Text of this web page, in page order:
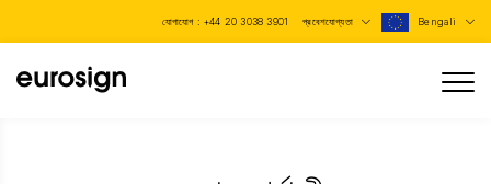
যোগাযোগ : +44 20 3038 3901 প্রবেশযোগ্যতা Bengali